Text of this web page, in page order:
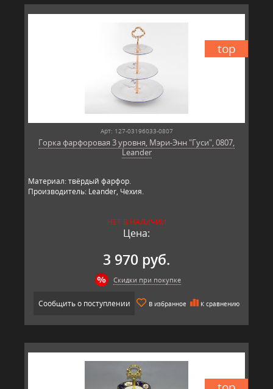
top
Арт: 127-03196033-0807
Горка фарфоровая 3 уровня, Мэри-Энн "Гуси", 0807,
Leander
Материал: твёрдый фарфор.
Производитель: Leander, Чехия.
НЕТ В НАЛИЧИИ
Цена:
3 970 руб.
Скидки при покупке
Сообщить о поступлении В избранное К сравнению